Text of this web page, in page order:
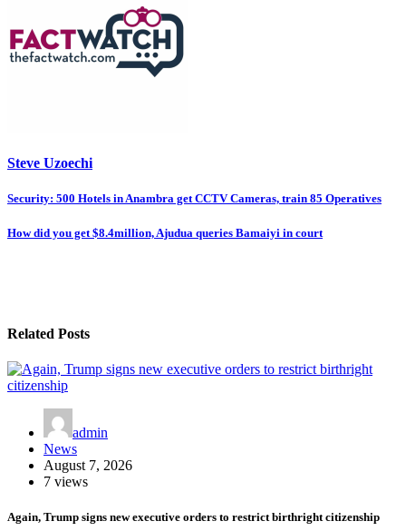
Steve Uzoechi
Post
navigation
Security: 500 Hotels in Anambra get CCTV Cameras, train 85 Operatives
How did you get $8.4million, Ajudua queries Bamaiyi in court
Related Posts
admin
News
August 7, 2026
7 views
Again, Trump signs new executive orders to restrict birthright citizenship